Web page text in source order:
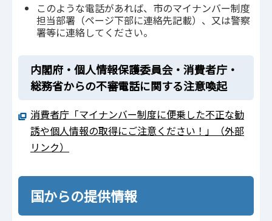
このような電話があれば、市のマイナンバー制度
担当部署（ページ下部に連絡先記載）、又は警察
署等に連絡してください。
内閣府・個人情報保護委員会・消費者庁・
総務省からの不審電話に関する注意喚起
消費者庁「マイナンバー制度に便乗した不正な勧
誘や個人情報の取得にご注意ください！」（外部
リンク）
国からの提供情報